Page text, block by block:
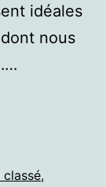
idéales
nous
classé,